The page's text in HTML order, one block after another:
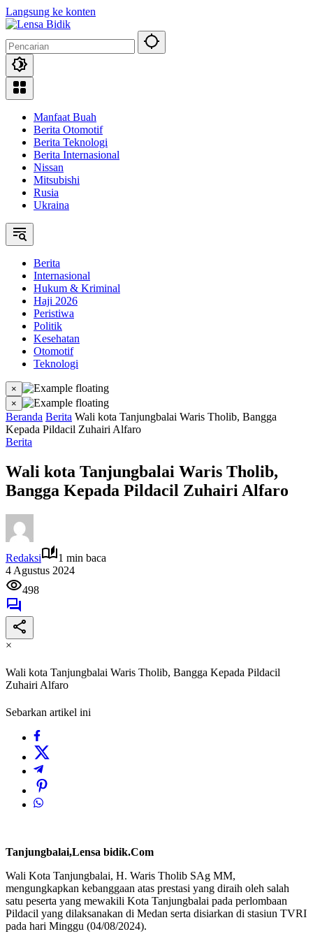
Langsung ke konten
Manfaat Buah
Berita Otomotif
Berita Teknologi
Berita Internasional
Nissan
Mitsubishi
Rusia
Ukraina
Berita
Internasional
Hukum & Kriminal
Haji 2026
Peristiwa
Politik
Kesehatan
Otomotif
Teknologi
×
×
Beranda Berita Wali kota Tanjungbalai Waris Tholib, Bangga
Kepada Pildacil Zuhairi Alfaro
Berita
Wali kota Tanjungbalai Waris Tholib,
Bangga Kepada Pildacil Zuhairi Alfaro
Redaksi
1 min baca
4 Agustus 2024
498
×
Wali kota Tanjungbalai Waris Tholib, Bangga Kepada Pildacil
Zuhairi Alfaro
Sebarkan artikel ini
Tanjungbalai,Lensa bidik.Com
Wali Kota Tanjungbalai, H. Waris Tholib SAg MM,
mengungkapkan kebanggaan atas prestasi yang diraih oleh salah
satu peserta yang mewakili Kota Tanjungbalai pada perlombaan
Pildacil yang dilaksanakan di Medan serta disiarkan di stasiun TVRI
pada hari Minggu (04/08/2024).